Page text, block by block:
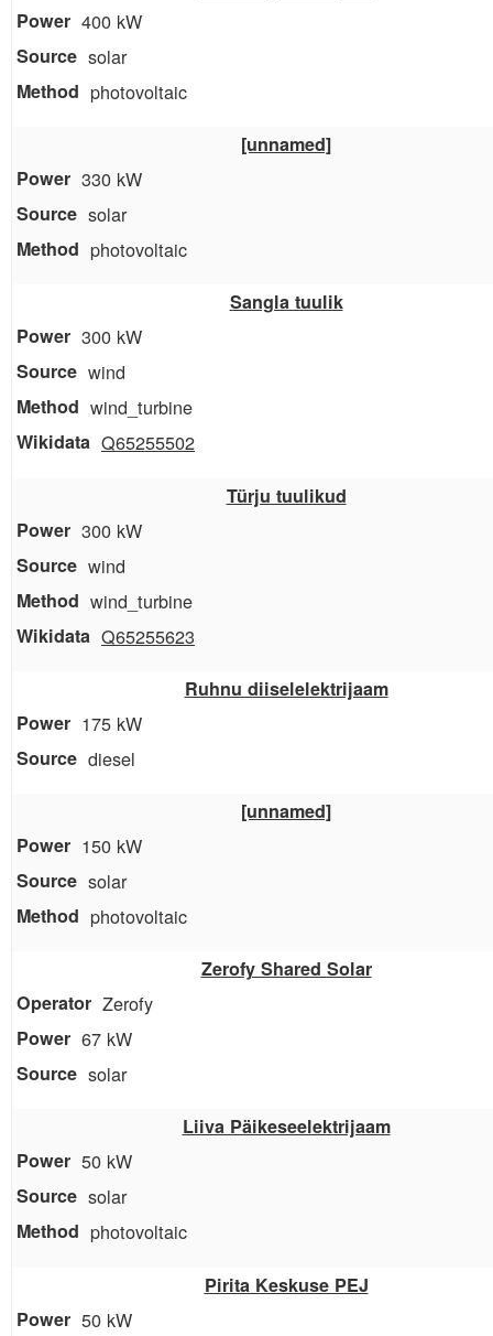
400 kW
solar
photovoltaic
[unnamed]
330 kW
solar
photovoltaic
Sangla tuulik
300 kW
wind
wind_turbine
Q65255502
Türju tuulikud
300 kW
wind
wind_turbine
Q65255623
Ruhnu diiselelektrijaam
175 kW
diesel
[unnamed]
150 kW
solar
photovoltaic
Zerofy Shared Solar
Zerofy
67 kW
solar
Liiva Päikeseelektrijaam
50 kW
solar
photovoltaic
Pirita Keskuse PEJ
50 kW